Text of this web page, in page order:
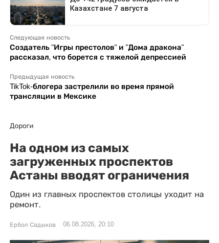
Следующая новость
Создатель "Игры престолов" и "Дома дракона"
рассказал, что борется с тяжелой депрессией
Предыдущая новость
TikTok-блогера застрелили во время прямой
трансляции в Мексике
Дороги
На одном из самых
загруженных проспектов
Астаны вводят ограничения
Один из главных проспектов столицы уходит на
ремонт.
Ербол Садыков 06.08.2026, 20:10